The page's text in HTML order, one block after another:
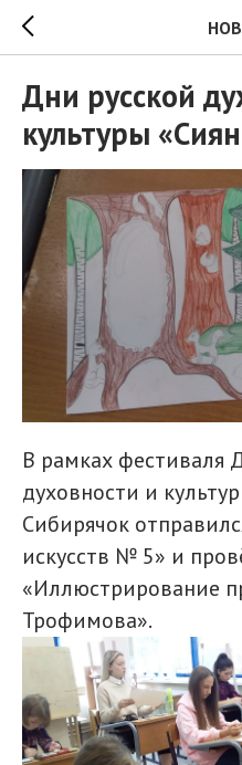
Дни русской
культуры
В рамках фестиваля
духовности и
Сибирячок
искусств № 5» и
«Иллюстрирование
Трофимова».